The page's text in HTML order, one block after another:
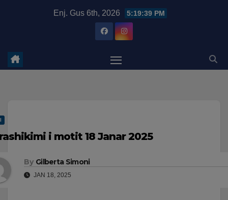
Enj. Gus 6th, 2026 5:19:40 PM
i motit 18 Janar 2025
By Gilberta Simoni
JAN 18, 2025